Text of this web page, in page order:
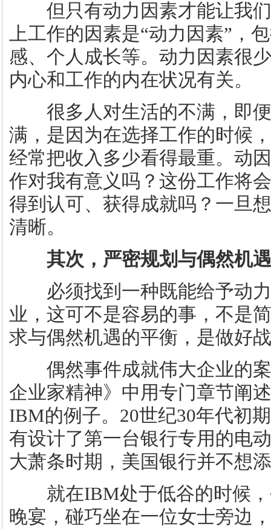
但只有动力因素才能让我们
上工作的因素是“动力因素”，
感、个人成长等。动力因素很
内心和工作的内在状况有关。
很多人对生活的不满，即便
满，是因为在选择工作的时候
经常把收入多少看得最重。动
作对我有意义吗？这份工作将
得到认可、获得成就吗？一旦
清晰。
其次，严密规划与偶然机
必须找到一种既能给予动力
业，这可不是容易的事，不是
求与偶然机遇的平衡，是做好
偶然事件成就伟大企业的案
企业家精神》中用专门章节阐
IBM的例子。20世纪30年代初
有设计了第一台银行专用的电
大萧条时期，美国银行并不想
就在IBM处于低谷的时候，
晚宴，碰巧坐在一位女士旁边